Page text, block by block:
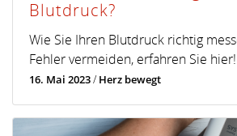
Blutdruck?
Wie Sie Ihren Blutdruck richtig
Fehler vermeiden, erfahren Sie
16. Mai 2023/Herz bewegt